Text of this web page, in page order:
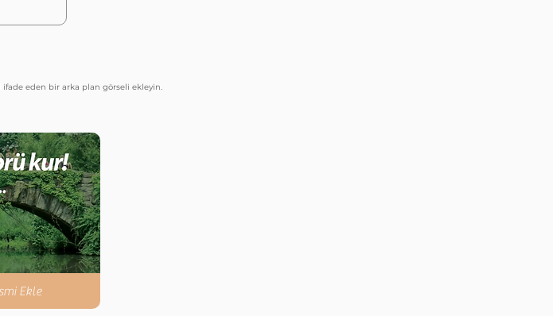
eden bir arka plan görseli ekleyin.
Ekle